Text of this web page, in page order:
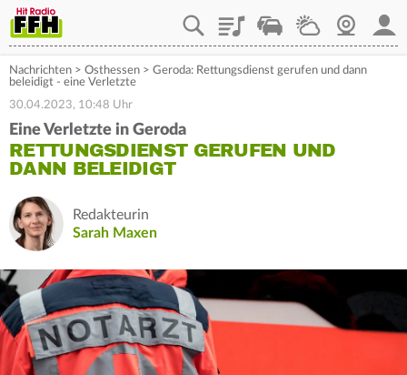
PlaylistStaupilotWetterWebcam
Nachrichten > Osthessen > Geroda: Rettungsdienst gerufen und dann
beleidigt - eine Verletzte
30.04.2023, 10:48 Uhr
Eine Verletzte in Geroda
RETTUNGSDIENST GERUFEN UND
DANN BELEIDIGT
Redakteurin
Sarah Maxen